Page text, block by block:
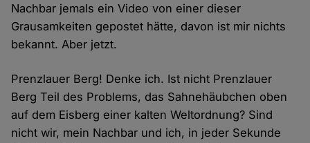
Nachbar jemals ein Video von einer dieser
Grausamkeiten gepostet hätte, davon ist mir nichts
bekannt. Aber jetzt.
Prenzlauer Berg! Denke ich. Ist nicht Prenzlauer
Berg Teil des Problems, das Sahnehäubchen oben
auf dem Eisberg einer kalten Weltordnung? Sind
nicht wir, mein Nachbar und ich, in jeder Sekunde